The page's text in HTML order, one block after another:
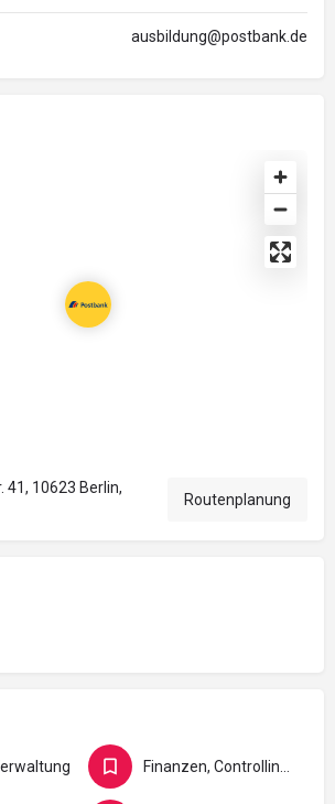
ausbildung@postbank.de
10623 Berlin,
Routenplanung